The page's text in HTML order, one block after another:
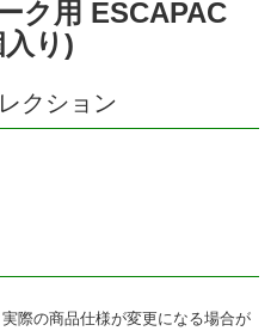
ク用 ESCAPAC
り)
クション
際の商品仕様が変更になる場合が